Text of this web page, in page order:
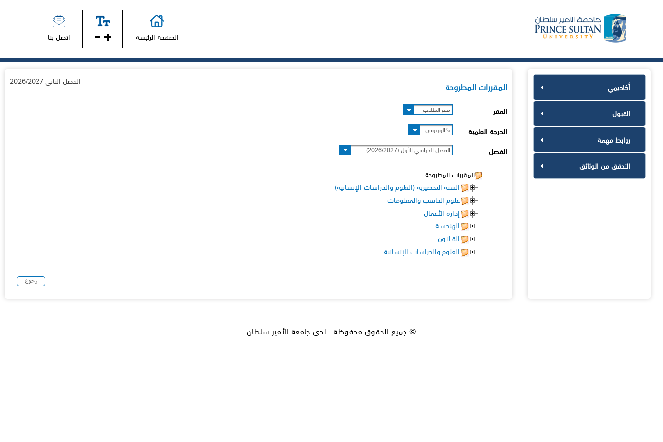
الصفحة الرئيسة اتصل بنا
أكاديمي
القبول
روابط مهمة
التحقق من الوثائق
المقررات المطروحة الفصل الثاني 2026/2027
المقر مقر الطلاب
الدرجة العلمية بكالوريوس
الفصل الفصل الدراسي الأول (2026/2027)
المقررات المطروحة
السنة التحضيرية (العلوم والدراسات الإنسانية)
علوم الحاسب والمعلومات
إدارة الأعمال
الهندسـة
القـانـون
العلوم والدراسات الإنسانية
© جميع الحقوق محفوظة - لدى جامعة الأمير سلطان